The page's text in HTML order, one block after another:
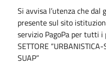
Si avvisa l’utenza che dal
presente sul sito
servizio PagoPa per tutti
SETTORE
SUAP”